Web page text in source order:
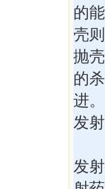
的
壳
抛
的
进。
发
发